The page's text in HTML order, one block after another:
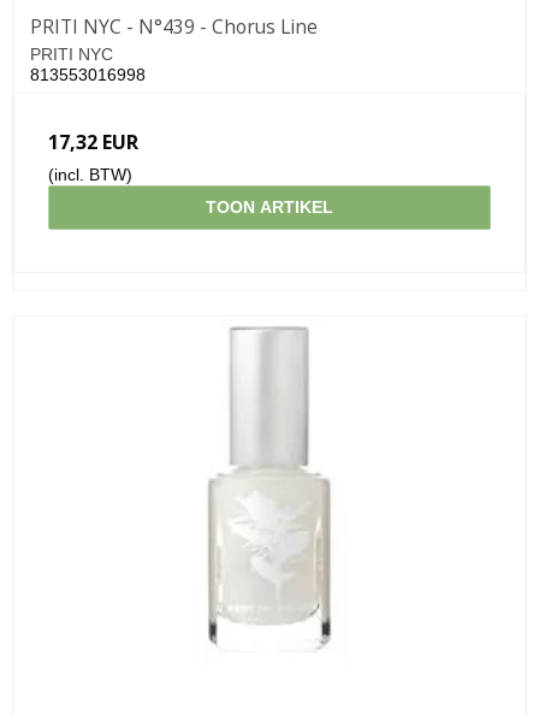
PRITI NYC - N°439 - Chorus Line
PRITI NYC
813553016998
17,32 EUR
(incl. BTW)
TOON ARTIKEL